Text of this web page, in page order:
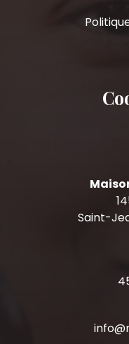
Saint-